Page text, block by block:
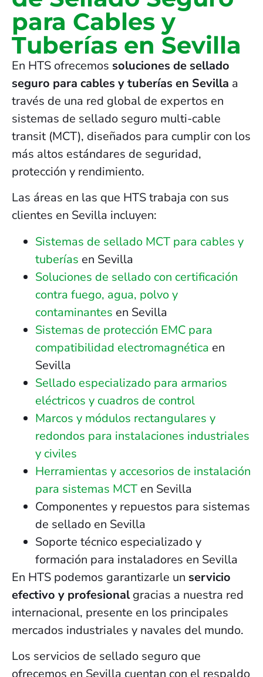
para Cables y
Tuberías en Sevilla
En HTS ofrecemos soluciones de sellado
seguro para cables y tuberías en Sevilla a
través de una red global de expertos en
sistemas de sellado seguro multi-cable
transit (MCT), diseñados para cumplir con los
más altos estándares de seguridad,
protección y rendimiento.
Las áreas en las que HTS trabaja con sus
clientes en Sevilla incluyen:
Sistemas de sellado MCT para cables y
tuberías en Sevilla
Soluciones de sellado con certificación
contra fuego, agua, polvo y
contaminantes en Sevilla
Sistemas de protección EMC para
compatibilidad electromagnética en
Sevilla
Sellado especializado para armarios
eléctricos y cuadros de control
Marcos y módulos rectangulares y
redondos para instalaciones industriales
y civiles
Herramientas y accesorios de instalación
para sistemas MCT en Sevilla
Componentes y repuestos para sistemas
de sellado en Sevilla
Soporte técnico especializado y
formación para instaladores en Sevilla
En HTS podemos garantizarle un servicio
efectivo y profesionalgracias a nuestra red
internacional, presente en los principales
mercados industriales y navales del mundo.
Los servicios de sellado seguro que